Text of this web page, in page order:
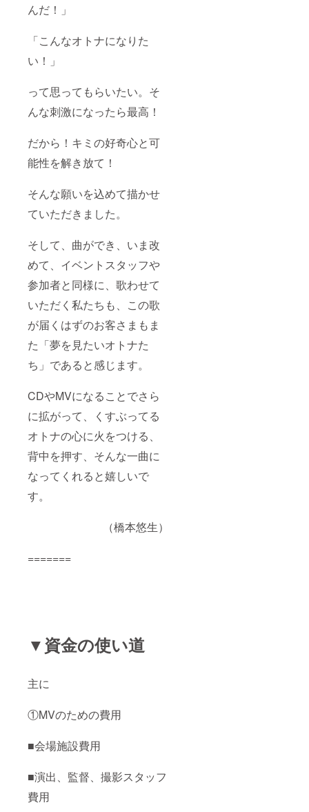
んだ！」
「こんなオトナになりた
い！」
って思ってもらいたい。そ
んな刺激になったら最高！
だから！キミの好奇心と可
能性を解き放て！
そんな願いを込めて描かせ
ていただきました。
そして、曲ができ、いま改
めて、イベントスタッフや
参加者と同様に、歌わせて
いただく私たちも、この歌
が届くはずのお客さまもま
た「夢を見たいオトナた
ち」であると感じます。
CDやMVになることでさら
に拡がって、くすぶってる
オトナの心に火をつける、
背中を押す、そんな一曲に
なってくれると嬉しいで
す。
（橋本悠生）
=======
▼資金の使い道
主に
①MVのための費用
■会場施設費用
■演出、監督、撮影スタッフ
費用